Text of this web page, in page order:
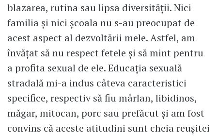
blazarea, rutina sau lipsa diversității. Nici
familia și nici școala nu s-au preocupat de
acest aspect al dezvoltării mele. Astfel, am
învățat să nu respect fetele și să mint pentru
a profita sexual de ele. Educația sexuală
stradală mi-a indus câteva caracteristici
specifice, respectiv să fiu mârlan, libidinos,
măgar, mitocan, porc sau prefăcut și am fost
convins că aceste atitudini sunt cheia reușitei